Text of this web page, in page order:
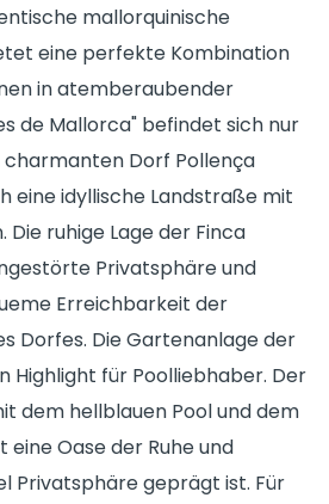
mallorquinische
eine perfekte Kombination
in atemberaubender
de Mallorca" befindet sich nur
Dorf Pollença
eine idyllische Landstraße mit
ruhige Lage der Finca
Privatsphäre und
Erreichbarkeit der
Dorfes. Die Gartenanlage der
Highlight für Poolliebhaber. Der
dem hellblauen Pool und dem
eine Oase der Ruhe und
Privatsphäre geprägt ist. Für